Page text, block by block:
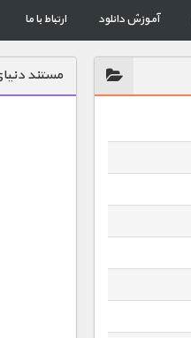
آموزش دانلود ارتباط با ما
مستند